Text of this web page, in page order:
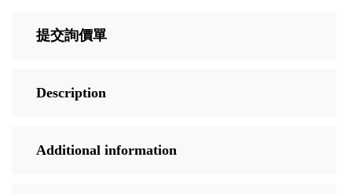
提交詢價單
Description
Additional information